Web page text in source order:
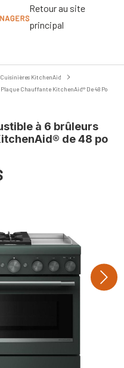
Retour au site
principal
Cuisinières KitchenAid
Chauffante KitchenAid® De 48 Po
à 6 brûleurs
de 48 po